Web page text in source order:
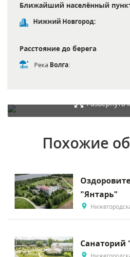
Ближайший населённый
Нижний Новгород:
Расстояние до берега
Река Волга:
Развернуть
Похожие
"Янтарь"
Санаторий